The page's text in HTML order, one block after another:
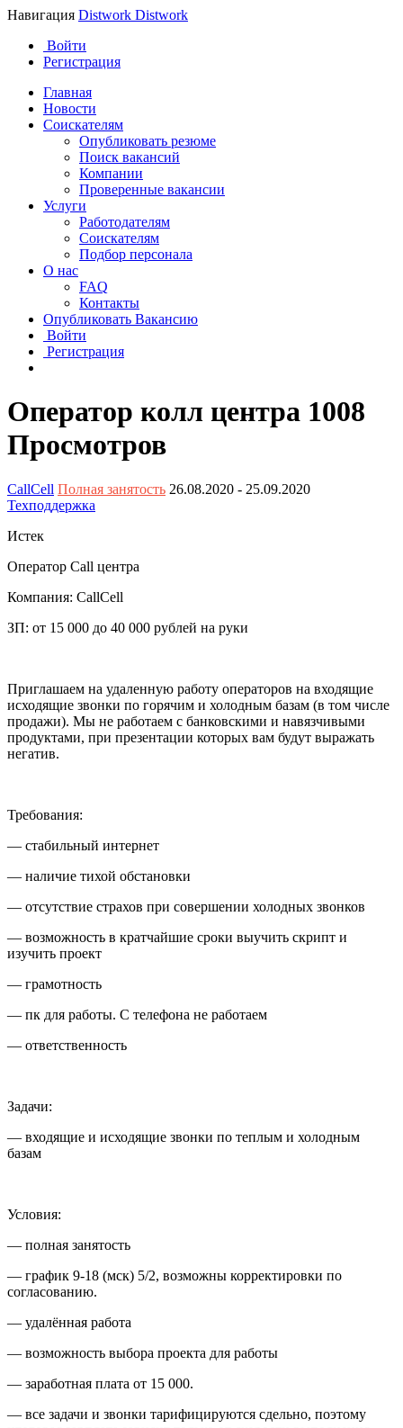
Навигация Distwork Distwork
Войти
Регистрация
Главная
Новости
Соискателям
Опубликовать резюме
Поиск вакансий
Компании
Проверенные вакансии
Услуги
Работодателям
Соискателям
Подбор персонала
О нас
FAQ
Контакты
Опубликовать Вакансию
Войти
Регистрация
Оператор колл центра 1008
Просмотров
CallCell Полная занятость 26.08.2020 - 25.09.2020
Техподдержка
Истек
Оператор Call центра
Компания: CallCell
ЗП: от 15 000 до 40 000 рублей на руки
Приглашаем на удаленную работу операторов на входящие
исходящие звонки по горячим и холодным базам (в том числе
продажи). Мы не работаем с банковскими и навязчивыми
продуктами, при презентации которых вам будут выражать
негатив.
Требования:
— стабильный интернет
— наличие тихой обстановки
— отсутствие страхов при совершении холодных звонков
— возможность в кратчайшие сроки выучить скрипт и
изучить проект
— грамотность
— пк для работы. С телефона не работаем
— ответственность
Задачи:
— входящие и исходящие звонки по теплым и холодным
базам
Условия:
— полная занятость
— график 9-18 (мск) 5/2, возможны корректировки по
согласованию.
— удалённая работа
— возможность выбора проекта для работы
— заработная плата от 15 000.
— все задачи и звонки тарифицируются сдельно, поэтому